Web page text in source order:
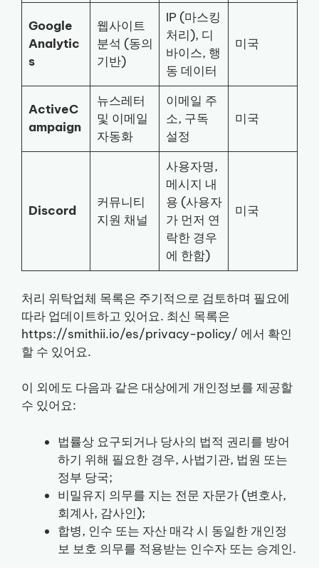
Google
Analytic
s
웹사이트
분석 (동의
기반)
IP (마스킹
처리), 디
바이스, 행
동 데이터
미국
ActiveC
ampaign
뉴스레터
및 이메일
자동화
이메일 주
소, 구독
설정
미국
Discord
커뮤니티
지원 채널
사용자명,
메시지 내
용 (사용자
가 먼저 연
락한 경우
에 한함)
미국
처리 위탁업체 목록은 주기적으로 검토하며 필요에
따라 업데이트하고 있어요. 최신 목록은
https://smithii.io/es/privacy-policy/ 에서 확인
할 수 있어요.
이 외에도 다음과 같은 대상에게 개인정보를 제공할
수 있어요:
법률상 요구되거나 당사의 법적 권리를 방어
하기 위해 필요한 경우, 사법기관, 법원 또는
정부 당국;
비밀유지 의무를 지는 전문 자문가 (변호사,
회계사, 감사인);
합병, 인수 또는 자산 매각 시 동일한 개인정
보 보호 의무를 적용받는 인수자 또는 승계인.